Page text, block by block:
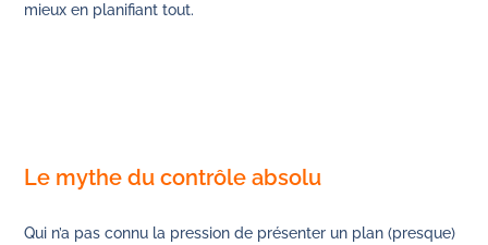
mieux en planifiant tout.
Le mythe du contrôle absolu
Qui n’a pas connu la pression de présenter un plan (presque)